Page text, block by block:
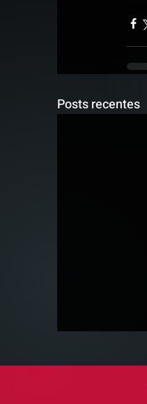
Posts recentes